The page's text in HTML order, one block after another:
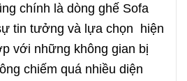
chính là dòng ghế Sofa
tin tưởng và lựa chọn hiện
với những không gian bị
chiếm quá nhiều diện